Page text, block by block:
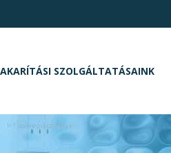
SZOLGÁLTATÁSAINK